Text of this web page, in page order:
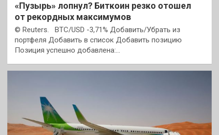
«Пузырь» лопнул? Биткоин резко отошел
от рекордных максимумов
© Reuters. BTC/USD -3,71% Добавить/Убрать из
портфеля Добавить в список Добавить позицию
Позиция успешно добавлена:…